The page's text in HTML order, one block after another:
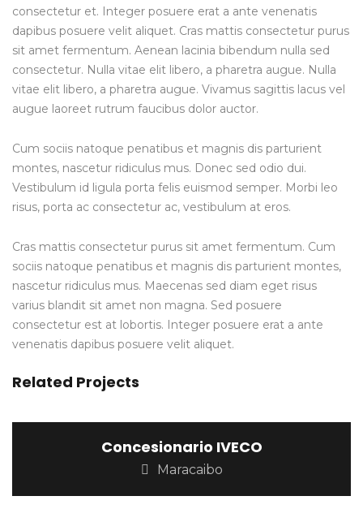
consectetur et. Integer posuere erat a ante venenatis
dapibus posuere velit aliquet. Cras mattis consectetur purus
sit amet fermentum. Aenean lacinia bibendum nulla sed
consectetur. Nulla vitae elit libero, a pharetra augue. Nulla
vitae elit libero, a pharetra augue. Vivamus sagittis lacus vel
augue laoreet rutrum faucibus dolor auctor.
Cum sociis natoque penatibus et magnis dis parturient
montes, nascetur ridiculus mus. Donec sed odio dui.
Vestibulum id ligula porta felis euismod semper. Morbi leo
risus, porta ac consectetur ac, vestibulum at eros.
Cras mattis consectetur purus sit amet fermentum. Cum
sociis natoque penatibus et magnis dis parturient montes,
nascetur ridiculus mus. Maecenas sed diam eget risus
varius blandit sit amet non magna. Sed posuere
consectetur est at lobortis. Integer posuere erat a ante
venenatis dapibus posuere velit aliquet.
Related Projects
Concesionario IVECO
Maracaibo